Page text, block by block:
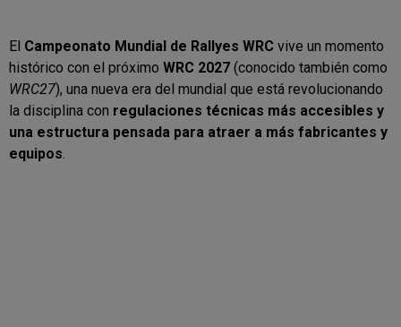
El Campeonato Mundial de Rallyes WRC vive un momento
histórico con el próximo WRC 2027 (conocido también como
WRC27), una nueva era del mundial que está revolucionando
la disciplina con regulaciones técnicas más accesibles y
una estructura pensada para atraer a más fabricantes y
equipos.